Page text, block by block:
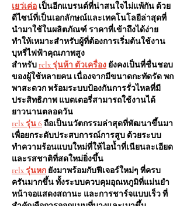
เยว่เค่อ เป็นอีกแบรนด์ที่น่าสนใจไม่แพ้กัน ด้วย
ดีไซน์ที่เป็นเอกลักษณ์และเทคโนโลยีล่าสุดที่
นำมาใช้ในผลิตภัณฑ์ ราคาที่เข้าถึงได้ง่าย
ทำให้เหมาะสำหรับผู้ที่ต้องการเริ่มต้นใช้งาน
บุหรี่ไฟฟ้าคุณภาพสูง
สำหรับ relx รุ่นห้า ตัวเครื่อง ยังคงเป็นที่ชื่นชอบ
ของผู้ใช้หลายคน เนื่องจากมีขนาดกะทัดรัด พก
พาสะดวก พร้อมระบบป้องกันการรั่วไหลที่มี
ประสิทธิภาพ แบตเตอรี่สามารถใช้งานได้
ยาวนานตลอดวัน
relx รุ่น 6 ถือเป็นนวัตกรรมล่าสุดที่พัฒนาขึ้นมา
เพื่อยกระดับประสบการณ์การสูบ ด้วยระบบ
ทำความร้อนแบบใหม่ที่ให้ไอน้ำที่เนียนละเอียด
และรสชาติที่สดใหม่ยิ่งขึ้น
relx รุ่นหก ยังมาพร้อมกับฟีเจอร์ใหม่ๆ ที่ครบ
ครันมากขึ้น ทั้งระบบควบคุมอุณหภูมิที่แม่นยำ
หน้าจอแสดงสถานะ และการชาร์จแบบเร็ว ที่